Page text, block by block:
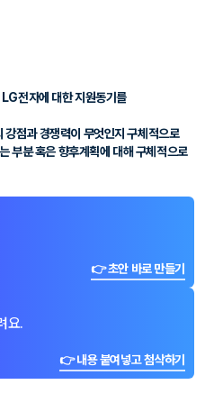
전자에 대한 지원동기를
점과 경쟁력이 무엇인지 구체적으로
부분 혹은 향후계획에 대해 구체적으로
👉 초안 바로 만들기
요.
👉 내용 붙여넣고 첨삭하기